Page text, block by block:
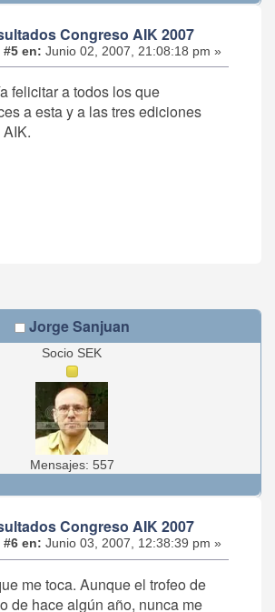
Congreso AIK 2007
#5 en: Junio 02, 2007, 21:08:18 pm »
felicitar a todos los que
a esta y a las tres ediciones
Jorge Sanjuan
Socio SEK
Mensajes: 557
Congreso AIK 2007
#6 en: Junio 03, 2007, 12:38:39 pm »
me toca. Aunque el trofeo de
de hace algún año, nunca me